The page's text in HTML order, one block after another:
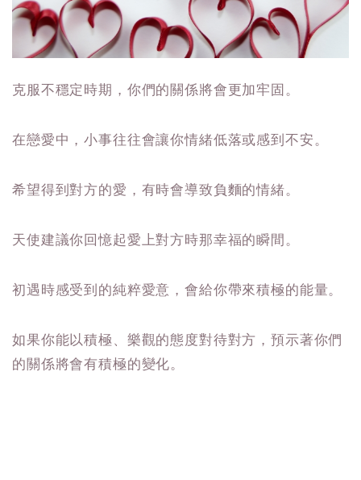
克服不穩定時期，你們的關係將會更加牢固。
在戀愛中，小事往往會讓你情緒低落或感到不安。
希望得到對方的愛，有時會導致負麵的情緒。
天使建議你回憶起愛上對方時那幸福的瞬間。
初遇時感受到的純粹愛意，會給你帶來積極的能量。
如果你能以積極、樂觀的態度對待對方，預示著你們
的關係將會有積極的變化。